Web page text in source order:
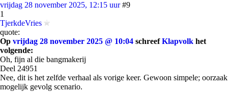
vrijdag 28 november 2025, 12:15 uur #9
1
TjerkdeVries
quote:
Op vrijdag 28 november 2025 @ 10:04 schreefKlapvolk het
volgende:
Oh, fijn al die bangmakerij
Deel 24951
Nee, dit is het zelfde verhaal als vorige keer. Gewoon simpele; oorzaak
mogelijk gevolg scenario.